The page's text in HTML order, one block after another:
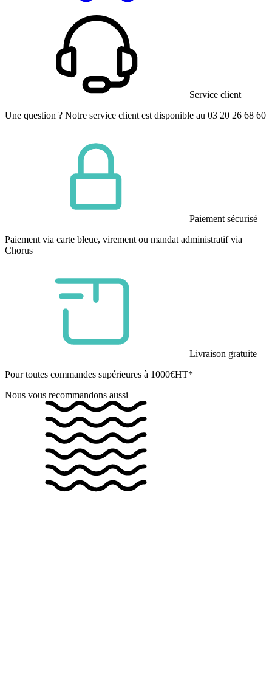
Service client
Une question ? Notre service client est disponible au 03 20 26 68 60
Paiement sécurisé
Paiement via carte bleue, virement ou mandat administratif via
Chorus
Livraison gratuite
Pour toutes commandes supérieures à 1000€HT*
Nous vous recommandons aussi